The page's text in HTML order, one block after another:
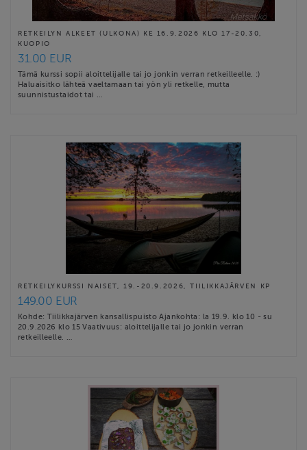
RETKEILYN ALKEET (ULKONA) KE 16.9.2026 KLO 17-20.30,
KUOPIO
31.00 EUR
Tämä kurssi sopii aloittelijalle tai jo jonkin verran retkeilleelle. :)
Haluaisitko lähteä vaeltamaan tai yön yli retkelle, mutta
suunnistustaidot tai …
RETKEILYKURSSI NAISET, 19.-20.9.2026, TIILIKKAJÄRVEN KP
149.00 EUR
Kohde: Tiilikkajärven kansallispuisto Ajankohta: la 19.9. klo 10 - su
20.9.2026 klo 15 Vaativuus: aloittelijalle tai jo jonkin verran
retkeilleelle. …